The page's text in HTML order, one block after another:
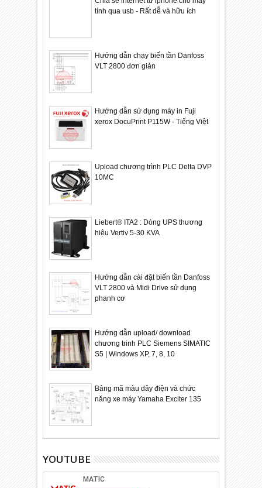
tính qua usb - Rất dễ và hữu ích
Hướng dẫn chạy biến tần Danfoss
VLT 2800 đơn giản
Hướng dẫn sử dụng máy in Fuji
xerox DocuPrint P115W - Tiếng Việt
Upload chương trình PLC Delta DVP
10MC
Liebert® ITA2 : Dòng UPS thương
hiệu Vertiv 5-30 KVA
Hướng dẫn cài đặt biến tần Danfoss
VLT 2800 và Midi Drive sử dụng
phanh cơ
Hướng dẫn upload/ download
chương trinh PLC Siemens SIMATIC
S5 | Windows XP, 7, 8, 10
Bảng mã màu dây điện và chức
năng xe máy Yamaha Exciter 135
YOUTUBE